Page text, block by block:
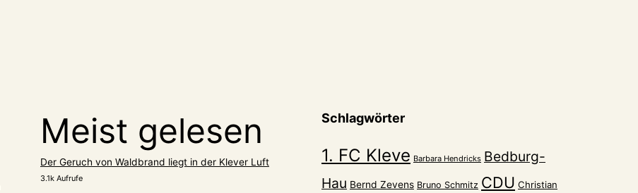
Ungewissheit
Meist gelesen
Der Geruch von Waldbrand liegt in der Klever Luft
3.1k Aufrufe
Schlagwörter
1. FC Kleve Barbara Hendricks Bedburg-
Hau Bernd Zevens Bruno Schmitz CDU Christian